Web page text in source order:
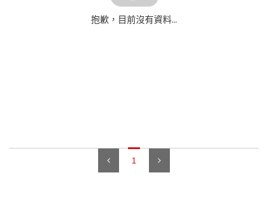
抱歉，目前沒有資料...
1